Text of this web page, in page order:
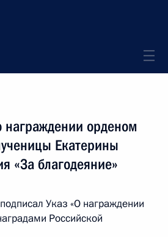
награждении орденом
Екатерины
«За благодеяние»
Указ «О награждении
Российской